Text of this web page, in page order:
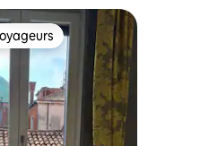
les plus appréciés